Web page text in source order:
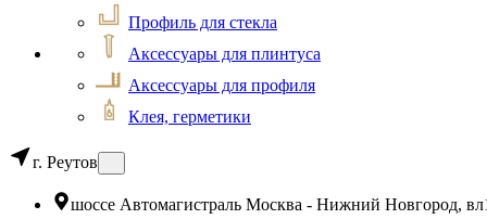
Профиль для стекла
Аксессуары для плинтуса
Аксессуары для профиля
Клея, герметики
г. Реутов
шоссе Автомагистраль Москва - Нижний Новгород,